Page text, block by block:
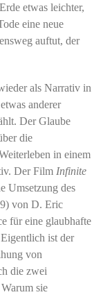
etwas leichter,
eine neue
auftut, der
als Narrativ in
anderer
Der Glaube
die
in einem
Der Film Infinite
Umsetzung des
von D. Eric
für eine glaubhafte
ist der
von
die zwei
sie